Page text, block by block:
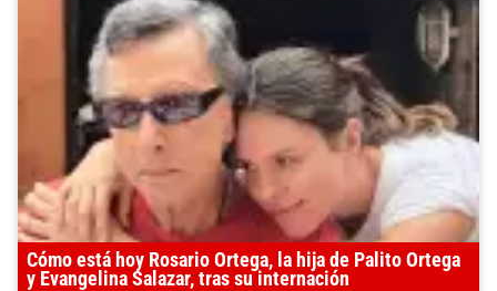
Cómo está hoy Rosario Ortega, la hija de Palito Ortega
y Evangelina Salazar, tras su internación